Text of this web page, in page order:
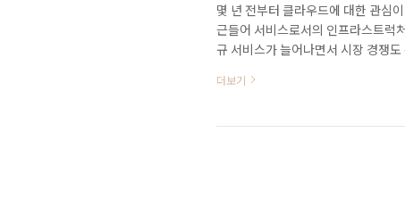
몇 년 전부터 클라우드에 대한 관심
근들어 서비스로서의 인프라스트럭
규 서비스가 늘어나면서 시장 경쟁
픈한 클라우드 기술을 활용하여 자
다. 데이터베이스인 MySQL과는 약
더보기